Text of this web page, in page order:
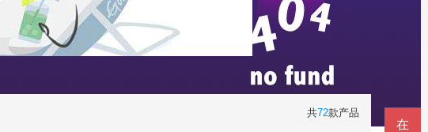
共72款产品
在